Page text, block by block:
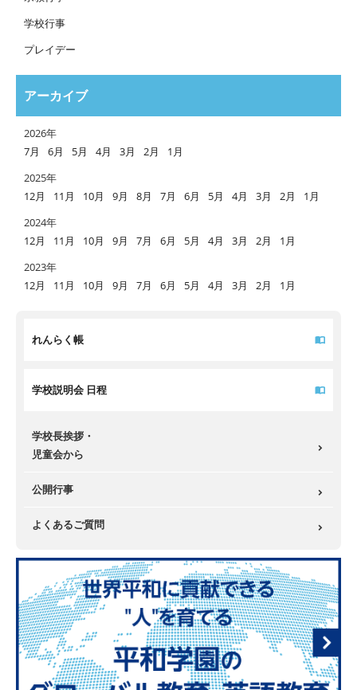
学校行事
プレイデー
アーカイブ
2026年
7月
6月 5月 4月 3月 2月
1月
2025年
12月
11月 10月 9月 8月 7月 6月 5月 4月 3月 2月
1月
2024年
12月
11月 10月 9月 7月 6月 5月 4月 3月 2月
1月
2023年
12月
11月 10月 9月 7月 6月 5月 4月 3月 2月 1月
れんらく帳
学校説明会 日程
学校長挨拶・
児童会から
公開行事
よくあるご質問